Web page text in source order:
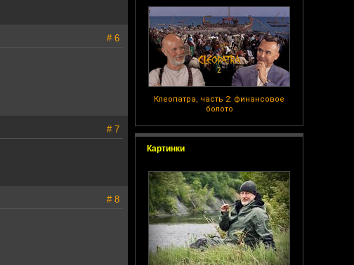
Клеопатра, часть 2: финансовое
болото
Картинки
# 6
# 7
# 8